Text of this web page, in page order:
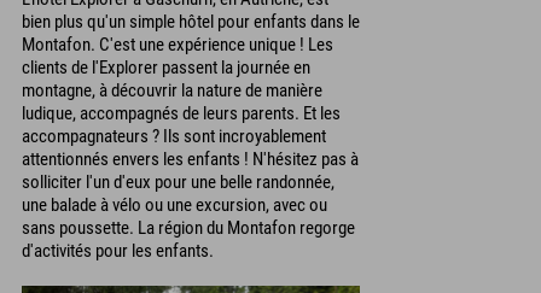
bien plus qu'un simple hôtel pour enfants dans le
Montafon. C'est une expérience unique ! Les
clients de l'Explorer passent la journée en
montagne, à découvrir la nature de manière
ludique, accompagnés de leurs parents. Et les
accompagnateurs ? Ils sont incroyablement
attentionnés envers les enfants ! N'hésitez pas à
solliciter l'un d'eux pour une belle randonnée,
une balade à vélo ou une excursion, avec ou
sans poussette. La région du Montafon regorge
d'activités pour les enfants.